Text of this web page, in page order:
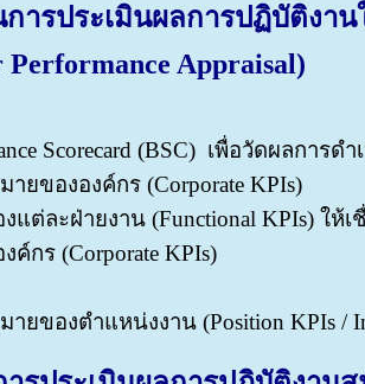
รประเมินผลการปฏิบัติงาน
Appraisal)
Scorecard (BSC) เพื่อวัดผลการด
ยขององค์กร (Corporate KPIs)
ต่ละฝ่ายงาน (Functional KPIs) ให้
ค์กร (Corporate KPIs)
ยของตำแหน่งงาน (Position KPIs /